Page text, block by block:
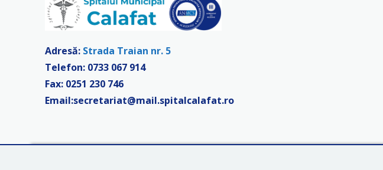
Adresă: Strada Traian nr. 5
Telefon: 0733 067 914
Fax: 0251 230 746
Email:secretariat@mail.spitalcalafat.ro